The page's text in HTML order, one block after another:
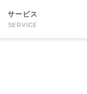
サービス
SERVICE